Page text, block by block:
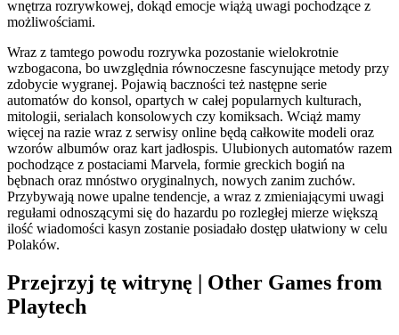
wnętrza rozrywkowej, dokąd emocje wiążą uwagi pochodzące z
możliwościami.
Wraz z tamtego powodu rozrywka pozostanie wielokrotnie
wzbogacona, bo uwzględnia równoczesne fascynujące metody przy
zdobycie wygranej. Pojawią baczności też następne serie
automatów do konsol, opartych w całej popularnych kulturach,
mitologii, serialach konsolowych czy komiksach. Wciąż mamy
więcej na razie wraz z serwisy online będą całkowite modeli oraz
wzorów albumów oraz kart jadłospis. Ulubionych automatów razem
pochodzące z postaciami Marvela, formie greckich bogiń na
bębnach oraz mnóstwo oryginalnych, nowych zanim zuchów.
Przybywają nowe upalne tendencje, a wraz z zmieniającymi uwagi
regułami odnoszącymi się do hazardu po rozległej mierze większą
ilość wiadomości kasyn zostanie posiadało dostęp ułatwiony w celu
Polaków.
Przejrzyj tę witrynę | Other Games from
Playtech